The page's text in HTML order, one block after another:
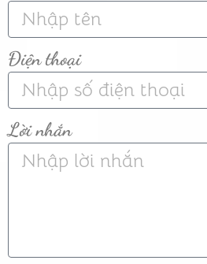
Điện thoại
Lời nhắn